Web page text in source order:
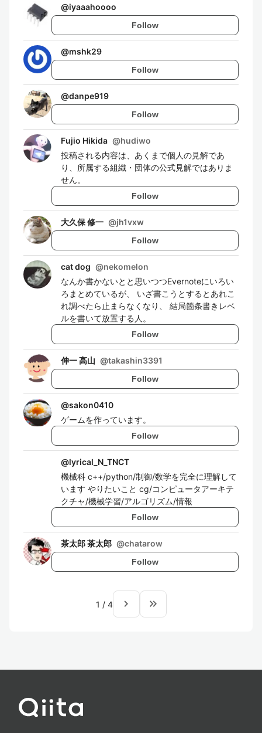
@iyaaahoooo
Follow
@mshk29
Follow
@danpe919
Follow
Fujio Hikida @hudiwo
投稿される内容は、あくまで個人の見解であ
り、所属する組織・団体の公式見解ではありま
せん。
Follow
大久保 修一 @jh1vxw
Follow
cat dog @nekomelon
なんか書かないとと思いつつEvernoteにいろい
ろまとめているが、 いざ書こうとするとあれこ
れ調べたら止まらなくなり、 結局箇条書きレベ
ルを書いて放置する人。
Follow
伸一 高山 @takashin3391
Follow
@sakon0410
ゲームを作っています。
Follow
@lyrical_N_TNCT
機械科 c++/python/制御/数学を完全に理解して
います やりたいこと cg/コンピュータアーキテ
クチャ/機械学習/アルゴリズム/情報
Follow
茶太郎 茶太郎 @chatarow
Follow
1 / 4 navigate_next keyboard_double_arrow_right